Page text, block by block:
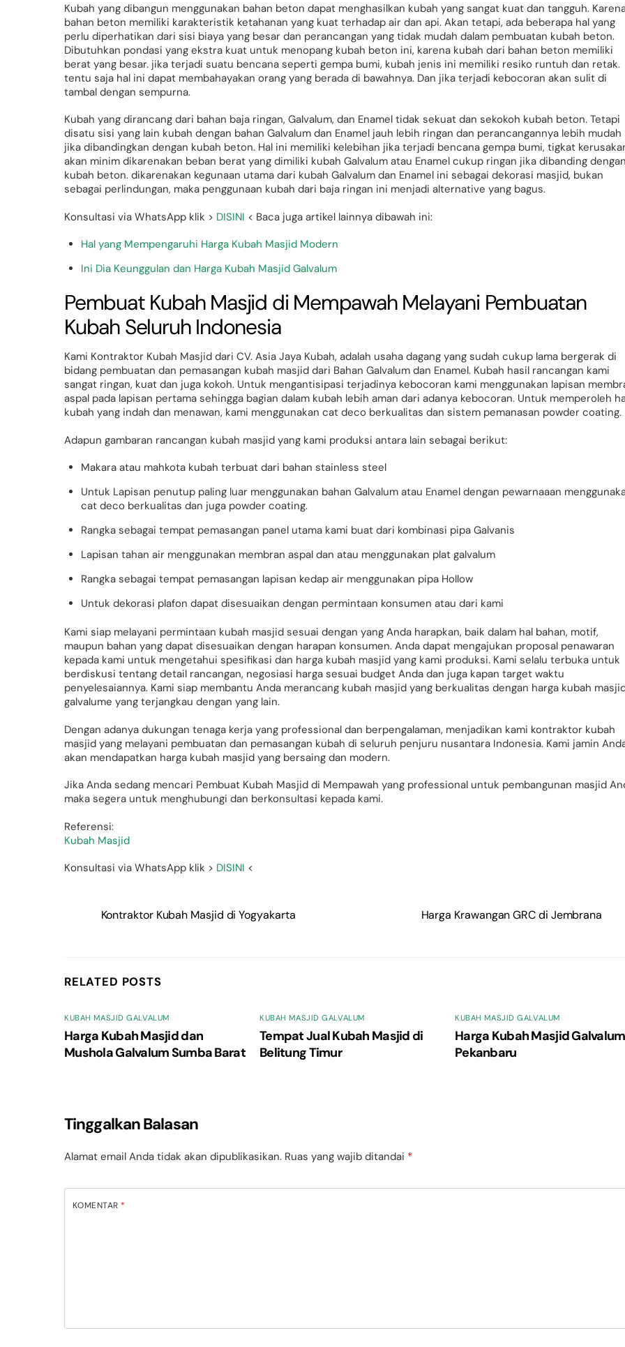
Kubah yang dibangun menggunakan bahan beton dapat menghasilkan kubah yang sangat kuat dan tangguh.
bahan beton memiliki karakteristik ketahanan yang kuat terhadap air dan api. Akan tetapi, ada beberapa hal yang
perlu diperhatikan dari sisi biaya yang besar dan perancangan yang tidak mudah dalam pembuatan kubah beton.
Dibutuhkan pondasi yang ekstra kuat untuk menopang kubah beton ini, karena kubah dari bahan beton memiliki
berat yang besar. jika terjadi suatu bencana seperti gempa bumi, kubah jenis ini memiliki resiko runtuh dan retak.
tentu saja hal ini dapat membahayakan orang yang berada di bawahnya. Dan jika terjadi kebocoran akan sulit di
tambal dengan sempurna.
Kubah yang dirancang dari bahan baja ringan, Galvalum, dan Enamel tidak sekuat dan sekokoh kubah beton. Tetapi
disatu sisi yang lain kubah dengan bahan Galvalum dan Enamel jauh lebih ringan dan perancangannya lebih mudah
jika dibandingkan dengan kubah beton. Hal ini memiliki kelebihan jika terjadi bencana gempa bumi, tigkat
akan minim dikarenakan beban berat yang dimiliki kubah Galvalum atau Enamel cukup ringan jika dibanding
kubah beton. dikarenakan kegunaan utama dari kubah Galvalum dan Enamel ini sebagai dekorasi masjid, bukan
sebagai perlindungan, maka penggunaan kubah dari baja ringan ini menjadi alternative yang bagus.
Konsultasi via WhatsApp klik > DISINI < Baca juga artikel lainnya dibawah ini:
Hal yang Mempengaruhi Harga Kubah Masjid Modern
Ini Dia Keunggulan dan Harga Kubah Masjid Galvalum
Pembuat Kubah Masjid di Mempawah Melayani Pembuatan
Kubah Seluruh Indonesia
Kami Kontraktor Kubah Masjid dari CV. Asia Jaya Kubah, adalah usaha dagang yang sudah cukup lama bergerak di
bidang pembuatan dan pemasangan kubah masjid dari Bahan Galvalum dan Enamel. Kubah hasil rancangan kami
sangat ringan, kuat dan juga kokoh. Untuk mengantisipasi terjadinya kebocoran kami menggunakan lapisan
aspal pada lapisan pertama sehingga bagian dalam kubah lebih aman dari adanya kebocoran. Untuk memperoleh
kubah yang indah dan menawan, kami menggunakan cat deco berkualitas dan sistem pemanasan powder coating.
Adapun gambaran rancangan kubah masjid yang kami produksi antara lain sebagai berikut:
Makara atau mahkota kubah terbuat dari bahan stainless steel
Untuk Lapisan penutup paling luar menggunakan bahan Galvalum atau Enamel dengan pewarnaaan
cat deco berkualitas dan juga powder coating.
Rangka sebagai tempat pemasangan panel utama kami buat dari kombinasi pipa Galvanis
Lapisan tahan air menggunakan membran aspal dan atau menggunakan plat galvalum
Rangka sebagai tempat pemasangan lapisan kedap air menggunakan pipa Hollow
Untuk dekorasi plafon dapat disesuaikan dengan permintaan konsumen atau dari kami
Kami siap melayani permintaan kubah masjid sesuai dengan yang Anda harapkan, baik dalam hal bahan, motif,
maupun bahan yang dapat disesuaikan dengan harapan konsumen. Anda dapat mengajukan proposal penawaran
kepada kami untuk mengetahui spesifikasi dan harga kubah masjid yang kami produksi. Kami selalu terbuka untuk
berdiskusi tentang detail rancangan, negosiasi harga sesuai budget Anda dan juga kapan target waktu
penyelesaiannya. Kami siap membantu Anda merancang kubah masjid yang berkualitas dengan harga kubah
galvalume yang terjangkau dengan yang lain.
Dengan adanya dukungan tenaga kerja yang professional dan berpengalaman, menjadikan kami kontraktor kubah
masjid yang melayani pembuatan dan pemasangan kubah di seluruh penjuru nusantara Indonesia. Kami jamin
akan mendapatkan harga kubah masjid yang bersaing dan modern.
Jika Anda sedang mencari Pembuat Kubah Masjid di Mempawah yang professional untuk pembangunan masjid
maka segera untuk menghubungi dan berkonsultasi kepada kami.
Referensi:
Kubah Masjid
Konsultasi via WhatsApp klik > DISINI <
Kontraktor Kubah Masjid di Yogyakarta Harga Krawangan GRC di Jembrana
RELATED POSTS
KUBAH MASJID GALVALUM
Harga Kubah Masjid dan
Mushola Galvalum Sumba Barat
KUBAH MASJID GALVALUM
Tempat Jual Kubah Masjid di
Belitung Timur
KUBAH MASJID GALVALUM
Harga Kubah Masjid Galvalum
Pekanbaru
Tinggalkan Balasan
Alamat email Anda tidak akan dipublikasikan. Ruas yang wajib ditandai *
KOMENTAR *